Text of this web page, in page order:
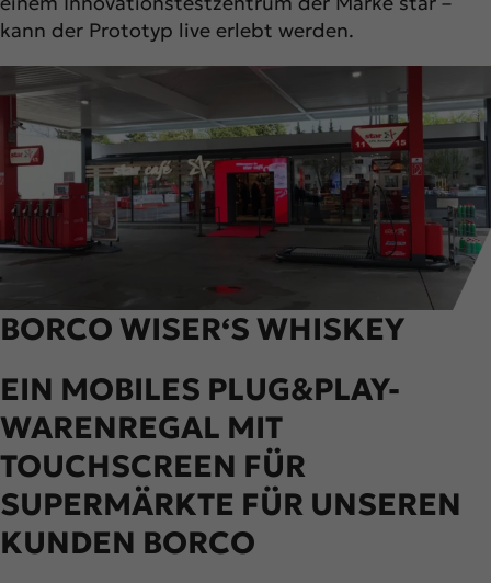
kann der Prototyp live erlebt werden.
BORCO WISER‘S WHISKEY
EIN MOBILES PLUG&PLAY-
WARENREGAL MIT
TOUCHSCREEN FÜR
SUPERMÄRKTE FÜR UNSEREN
KUNDEN BORCO